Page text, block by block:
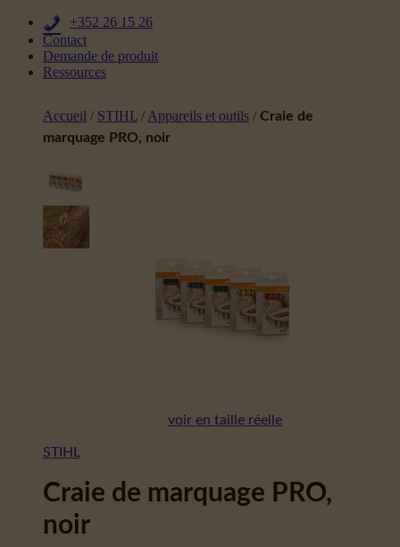
+352 26 15 26
Contact
Demande de produit
Ressources
Accueil / STIHL / Appareils et outils / Craie de
marquage PRO, noir
voir en taille réelle
STIHL
Craie de marquage PRO,
noir